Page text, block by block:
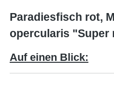
Paradiesfisch rot,
opercularis "Super
Auf einen Blick: